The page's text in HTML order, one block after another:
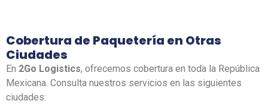
Cobertura de Paquetería en Otras
Ciudades
En 2Go Logistics, ofrecemos cobertura en toda la República
Mexicana. Consulta nuestros servicios en las siguientes
ciudades: